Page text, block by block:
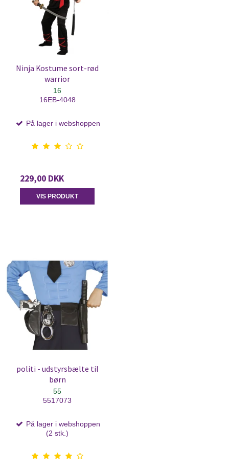
Ninja Kostume sort-rød
warrior
16
16EB-4048
På lager i webshoppen
229,00 DKK
VIS PRODUKT
politi - udstyrsbælte til
børn
55
5517073
På lager i webshoppen
(2 stk.)